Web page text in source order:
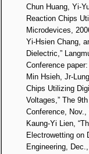
Chun Huang, Yi-
Reaction Chips
Microdevices,
Yi-Hsien Chang,
Dielectric,”
Conference
Min Hsieh, Jr-
Chips Utilizing
Voltages,” The
Conference,
Kaung-Yi Lien,
Electrowetting on
Engineering,